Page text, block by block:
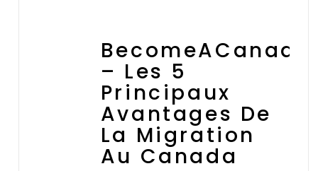
– Les 5
Principaux
Avantages De
La Migration
Au Canada